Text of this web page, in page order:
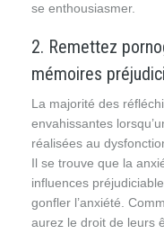
se enthousiasmer.
2. Remettez
mémoires
La majorité des
envahissantes
réalisées au
Il se trouve que la
influences
gonfler l’anxiété.
aurez le droit de leurs